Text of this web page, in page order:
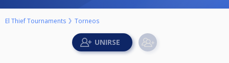
El Thief Tournaments Torneos